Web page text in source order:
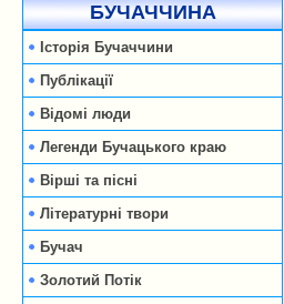
БУЧАЧЧИНА
Історія Бучаччини
Публікації
Відомі люди
Легенди Бучацького краю
Вірші та пісні
Літературні твори
Бучач
Золотий Потік